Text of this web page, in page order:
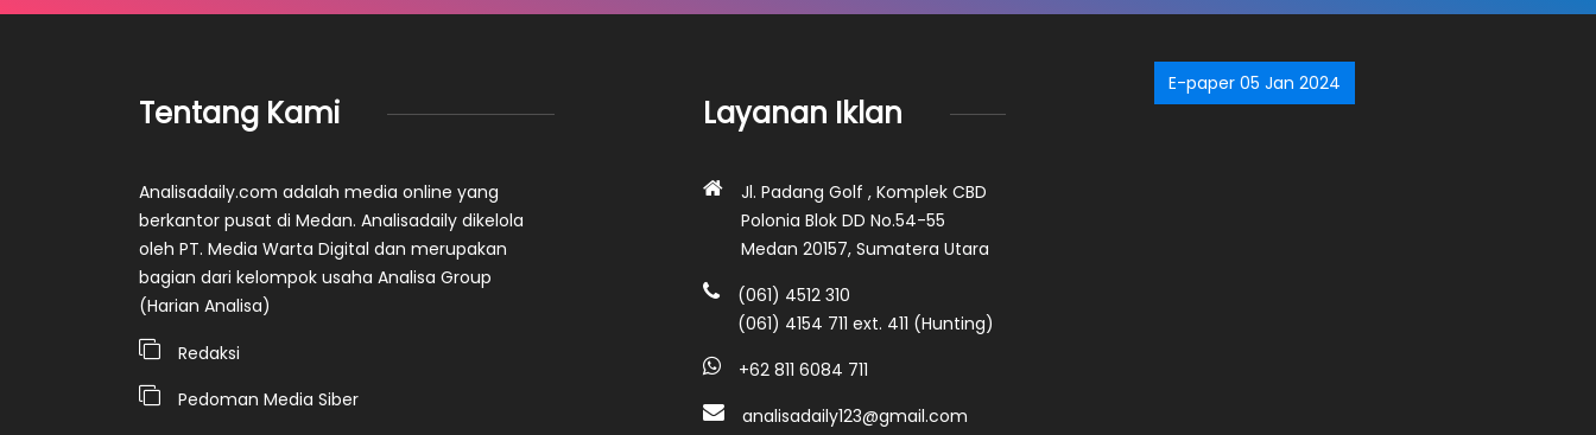
Tentang Kami
Analisadaily.com adalah media online yang
berkantor pusat di Medan. Analisadaily dikelola
oleh PT. Media Warta Digital dan merupakan
bagian dari kelompok usaha Analisa Group
(Harian Analisa)
Redaksi
Pedoman Media Siber
Layanan Iklan
Jl. Padang Golf , Komplek CBD
Polonia Blok DD No.54-55
Medan 20157, Sumatera Utara
(061) 4512 310
(061) 4154 711 ext. 411 (Hunting)
+62 811 6084 711
analisadaily123@gmail.com
E-paper 05 Jan 2024